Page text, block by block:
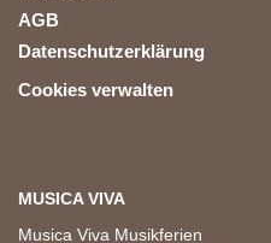
AGB
Datenschutzerklärung
Cookies verwalten
MUSICA VIVA
Musica Viva Musikferien